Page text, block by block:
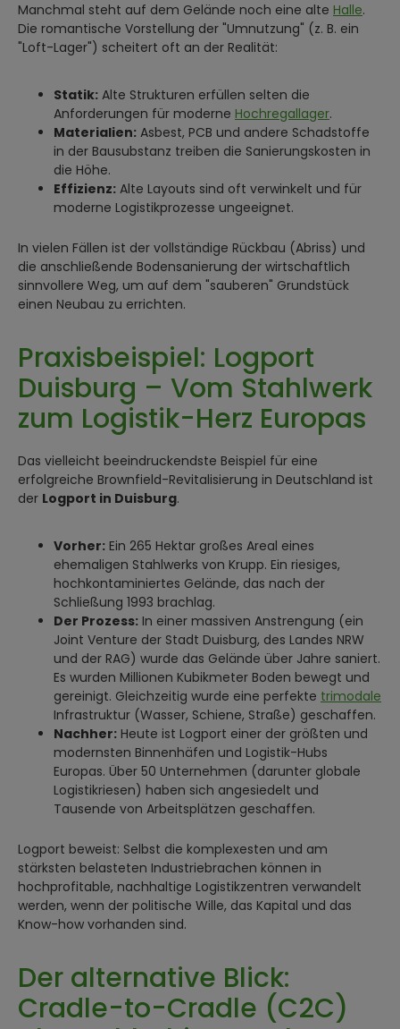
Manchmal steht auf dem Gelände noch eine alte Halle.
Die romantische Vorstellung der "Umnutzung" (z. B. ein
"Loft-Lager") scheitert oft an der Realität:
Statik: Alte Strukturen erfüllen selten die
Anforderungen für moderne Hochregallager.
Materialien: Asbest, PCB und andere Schadstoffe
in der Bausubstanz treiben die Sanierungskosten in
die Höhe.
Effizienz: Alte Layouts sind oft verwinkelt und für
moderne Logistikprozesse ungeeignet.
In vielen Fällen ist der vollständige Rückbau (Abriss) und
die anschließende Bodensanierung der wirtschaftlich
sinnvollere Weg, um auf dem "sauberen" Grundstück
einen Neubau zu errichten.
Praxisbeispiel: Logport
Duisburg – Vom Stahlwerk
zum Logistik-Herz Europas
Das vielleicht beeindruckendste Beispiel für eine
erfolgreiche Brownfield-Revitalisierung in Deutschland ist
der Logport in Duisburg.
Vorher: Ein 265 Hektar großes Areal eines
ehemaligen Stahlwerks von Krupp. Ein riesiges,
hochkontaminiertes Gelände, das nach der
Schließung 1993 brachlag.
Der Prozess: In einer massiven Anstrengung (ein
Joint Venture der Stadt Duisburg, des Landes NRW
und der RAG) wurde das Gelände über Jahre saniert.
Es wurden Millionen Kubikmeter Boden bewegt und
gereinigt. Gleichzeitig wurde eine perfekte trimodale
Infrastruktur (Wasser, Schiene, Straße) geschaffen.
Nachher: Heute ist Logport einer der größten und
modernsten Binnenhäfen und Logistik-Hubs
Europas. Über 50 Unternehmen (darunter globale
Logistikriesen) haben sich angesiedelt und
Tausende von Arbeitsplätzen geschaffen.
Logport beweist: Selbst die komplexesten und am
stärksten belasteten Industriebrachen können in
hochprofitable, nachhaltige Logistikzentren verwandelt
werden, wenn der politische Wille, das Kapital und das
Know-how vorhanden sind.
Der alternative Blick:
Cradle-to-Cradle (C2C)